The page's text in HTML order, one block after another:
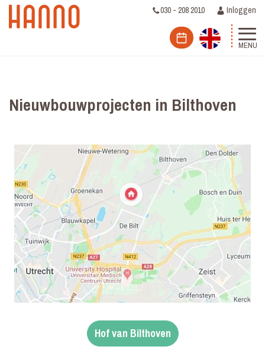
030 - 208 2010 Inloggen
MENU
Nieuwbouwprojecten in Bilthoven
Hof van Bilthoven